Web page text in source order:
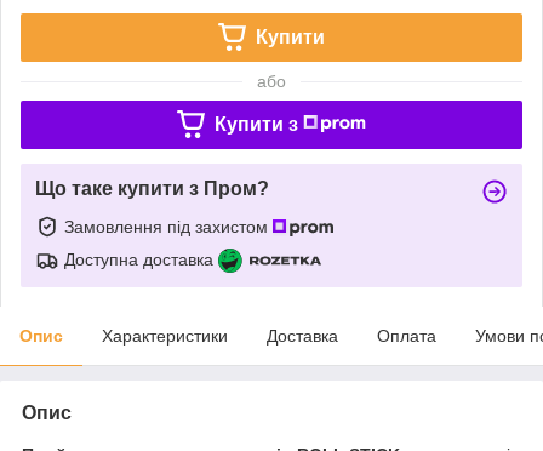
Купити
або
Купити з
Що таке купити з Пром?
Замовлення під захистом
Доступна доставка
Опис Характеристики Доставка Оплата Умови
Опис